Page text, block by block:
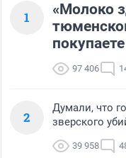
1
«Молоко
97 406
2
Думали, что
зверского
39 958